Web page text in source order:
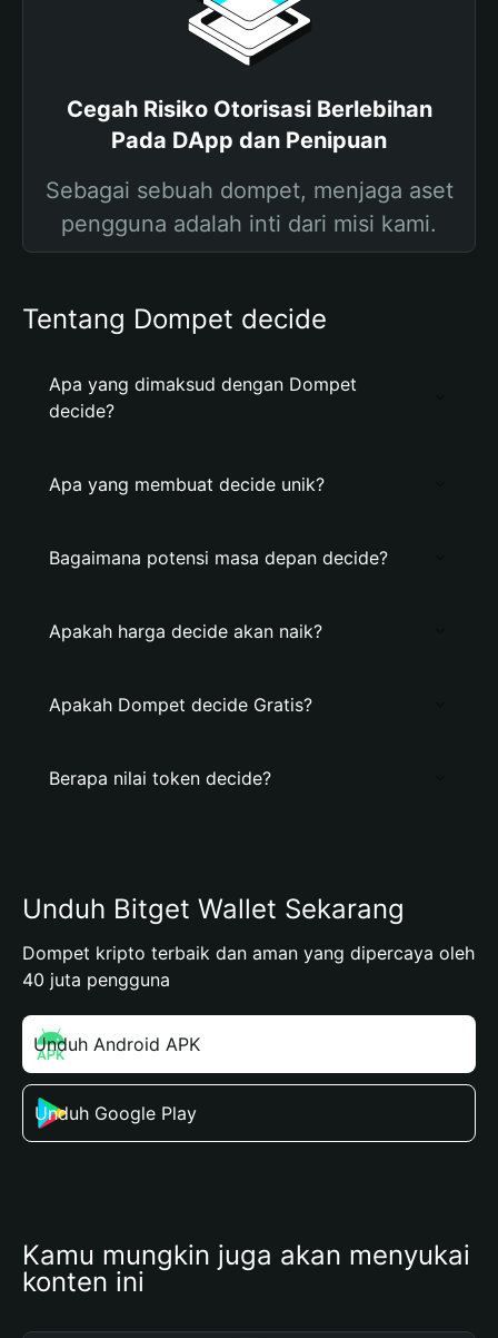
Cegah Risiko Otorisasi Berlebihan
Pada DApp dan Penipuan
Sebagai sebuah dompet, menjaga aset
pengguna adalah inti dari misi kami.
Tentang Dompet decide
Apa yang dimaksud dengan Dompet
decide?
Apa yang membuat decide unik?
Bagaimana potensi masa depan decide?
Apakah harga decide akan naik?
Apakah Dompet decide Gratis?
Berapa nilai token decide?
Unduh Bitget Wallet Sekarang
Dompet kripto terbaik dan aman yang dipercaya oleh
40 juta pengguna
Unduh Android APK
Unduh Google Play
Kamu mungkin juga akan menyukai
konten ini